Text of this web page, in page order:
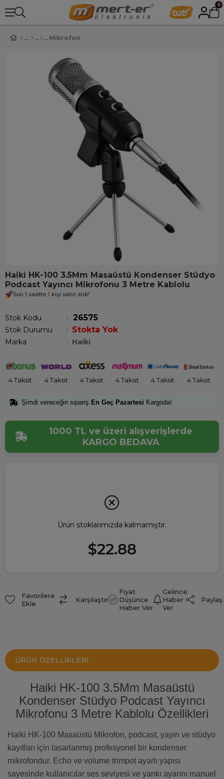
0
Mikrofon
Haiki HK-100 3.5Mm Masaüstü Kondenser Stüdyo
Podcast Yayıncı Mikrofonu 3 Metre Kablolu
Son 1 saatte 1 kişi satın aldı!
Stok Kodu 26575
Stok Durumu : Stokta Yok
Marka : Haiki
4 Taksit 4 Taksit 4 Taksit 4 Taksit 4 Taksit 4 Taksit
Şimdi vereceğin sipariş En Geç Pazartesi Kargoda!
1000 TL ve üzeri alışverişlerde
KARGO BEDAVA
Ürün stoklarımızda kalmamıştır.
$22.88
Favorilere
Ekle
Karşılaştır
Fiyat
Düşünce
Haber Ver
Gelince
Haber
Ver
Paylaş
ÜRÜN ÖZELLIKLERI
Haiki HK-100 3.5Mm Masaüstü
Kondenser Stüdyo Podcast Yayıncı
Mikrofonu 3 Metre Kablolu Özellikleri
Haiki HK-100 Masaüstü Mikrofon, podcast, yayın ve stüdyo
kayıtları için tasarlanmış profesyonel bir kondenser
mikrofondur. Echo ve volume trimpot ayarlı yapısı
sayesinde kullanıcılar ses seviyesi ve yankı ayarını manuel